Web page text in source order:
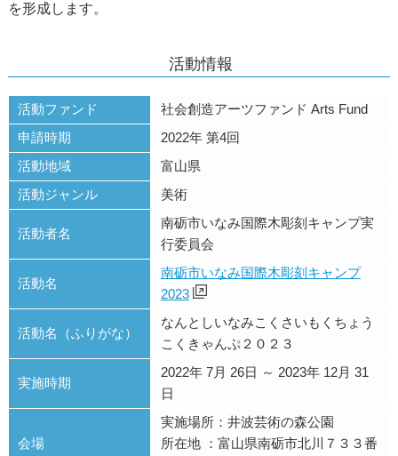
を形成します。
活動情報
活動ファンド
社会創造アーツファンド Arts Fund
申請時期
2022年 第4回
活動地域
富山県
活動ジャンル
美術
活動者名
南砺市いなみ国際木彫刻キャンプ実
行委員会
活動名
南砺市いなみ国際木彫刻キャンプ
2023
活動名（ふりがな）
なんとしいなみこくさいもくちょう
こくきゃんぷ２０２３
実施時期
2022年 7月 26日 ～ 2023年 12月 31
日
会場
実施場所：井波芸術の森公園
所在地 ：富山県南砺市北川７３３番